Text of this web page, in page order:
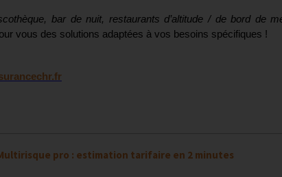
bar de nuit, restaurants d’altitude / de bord de
vous des solutions adaptées à vos besoins spécifiques !
pro : estimation tarifaire en 2 minutes